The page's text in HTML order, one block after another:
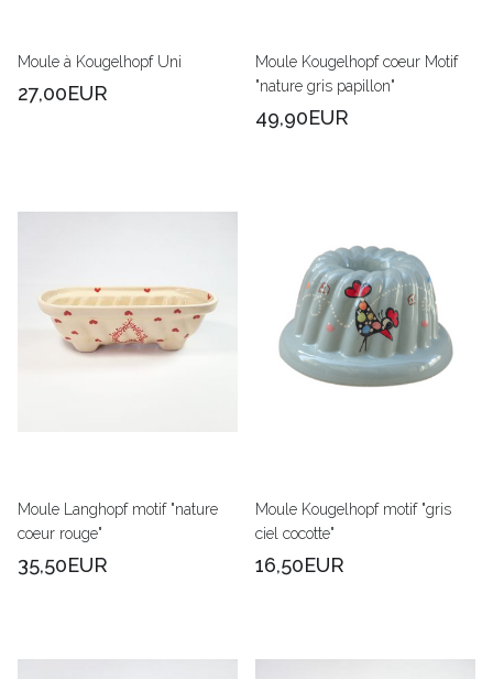
Moule à Kougelhopf Uni
27,00EUR
Moule Kougelhopf coeur Motif
"nature gris papillon"
49,90EUR
Moule Langhopf motif "nature
coeur rouge"
35,50EUR
Moule Kougelhopf motif "gris
ciel cocotte"
16,50EUR